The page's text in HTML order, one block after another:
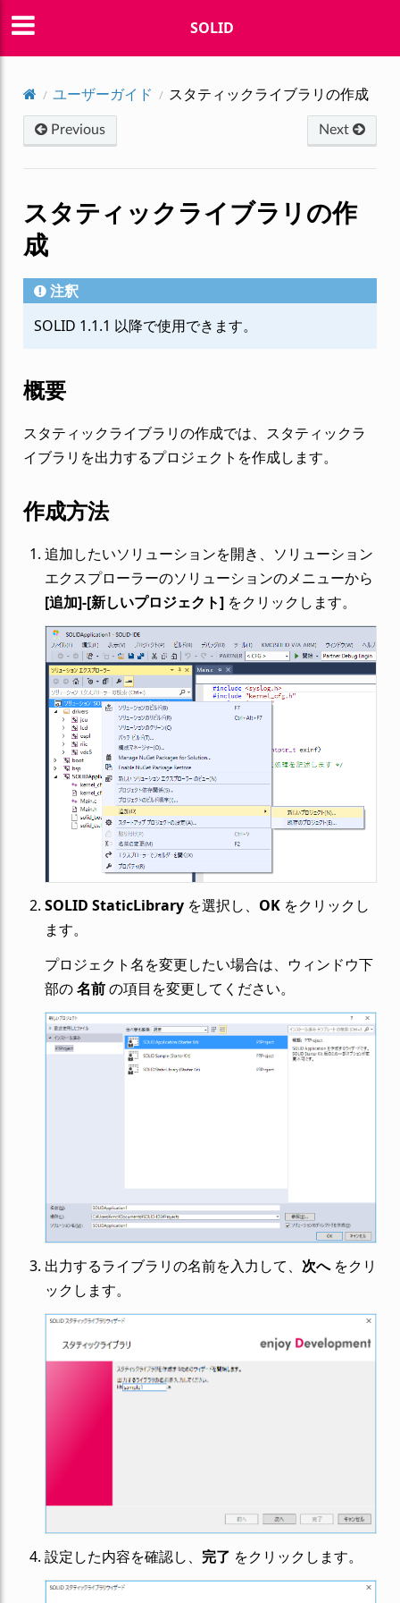
SOLID
ユーザーガイド スタティックライブラリの作成
Previous Next
スタティックライブラリの作
成
注釈
SOLID 1.1.1 以降で使用できます。
概要
スタティックライブラリの作成では、スタティックラ
イブラリを出力するプロジェクトを作成します。
作成方法
追加したいソリューションを開き、ソリューション
エクスプローラーのソリューションのメニューから
[追加]-[新しいプロジェクト]をクリックします。
SOLID StaticLibraryを選択し、 OKをクリックし
ます。
プロジェクト名を変更したい場合は、ウィンドウ下
部の名前の項目を変更してください。
出力するライブラリの名前を入力して、 次へをクリ
ックします。
設定した内容を確認し、 完了 をクリックします。